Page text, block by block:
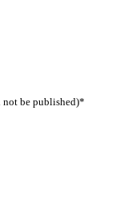
be published)*